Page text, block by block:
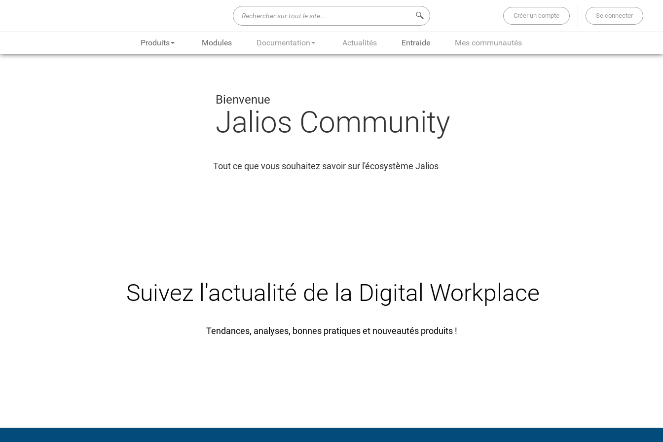
Rechercher sur tout le site...
Créer un compte Se connecter
Produits Modules Documentation Actualités Entraide Mes communautés
Bienvenue
Jalios Community
Tout ce que vous souhaitez savoir sur l'écosystème Jalios
Suivez l'actualité de la Digital Workplace
Tendances, analyses, bonnes pratiques et nouveautés produits !